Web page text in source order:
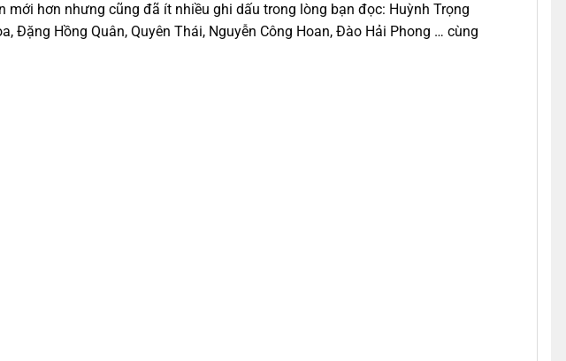
hơn nhưng cũng đã ít nhiều ghi dấu trong lòng bạn đọc: Huỳnh Trọng
Đặng Hồng Quân, Quyên Thái, Nguyễn Công Hoan, Đào Hải Phong … cùng